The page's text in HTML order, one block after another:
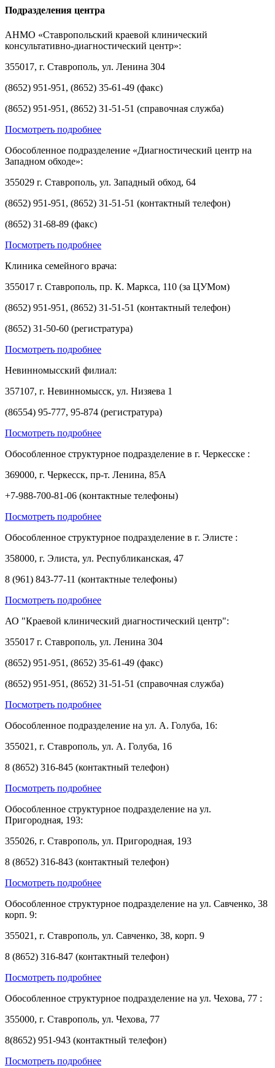
Подразделения центра
АНМО «Ставропольский краевой клинический
консультативно-диагностический центр»:
355017, г. Ставрополь, ул. Ленина 304
(8652) 951-951, (8652) 35-61-49 (факс)
(8652) 951-951, (8652) 31-51-51 (справочная служба)
Посмотреть подробнее
Обособленное подразделение «Диагностический центр на
Западном обходе»:
355029 г. Ставрополь, ул. Западный обход, 64
(8652) 951-951, (8652) 31-51-51 (контактный телефон)
(8652) 31-68-89 (факс)
Посмотреть подробнее
Клиника семейного врача:
355017 г. Ставрополь, пр. К. Маркса, 110 (за ЦУМом)
(8652) 951-951, (8652) 31-51-51 (контактный телефон)
(8652) 31-50-60 (регистратура)
Посмотреть подробнее
Невинномысский филиал:
357107, г. Невинномысск, ул. Низяева 1
(86554) 95-777, 95-874 (регистратура)
Посмотреть подробнее
Обособленное структурное подразделение в г. Черкесске :
369000, г. Черкесск, пр-т. Ленина, 85А
+7-988-700-81-06 (контактные телефоны)
Посмотреть подробнее
Обособленное структурное подразделение в г. Элисте :
358000, г. Элиста, ул. Республиканская, 47
8 (961) 843-77-11 (контактные телефоны)
Посмотреть подробнее
АО "Краевой клинический диагностический центр":
355017 г. Ставрополь, ул. Ленина 304
(8652) 951-951, (8652) 35-61-49 (факс)
(8652) 951-951, (8652) 31-51-51 (справочная служба)
Посмотреть подробнее
Обособленное подразделение на ул. А. Голуба, 16:
355021, г. Ставрополь, ул. А. Голуба, 16
8 (8652) 316-845 (контактный телефон)
Посмотреть подробнее
Обособленное структурное подразделение на ул.
Пригородная, 193:
355026, г. Ставрополь, ул. Пригородная, 193
8 (8652) 316-843 (контактный телефон)
Посмотреть подробнее
Обособленное структурное подразделение на ул. Савченко, 38
корп. 9:
355021, г. Ставрополь, ул. Савченко, 38, корп. 9
8 (8652) 316-847 (контактный телефон)
Посмотреть подробнее
Обособленное структурное подразделение на ул. Чехова, 77 :
355000, г. Ставрополь, ул. Чехова, 77
8(8652) 951-943 (контактный телефон)
Посмотреть подробнее